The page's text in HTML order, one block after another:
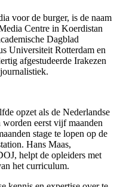
voor de burger, is de naam
Centre in Koerdistan
Dagblad
Universiteit Rotterdam en
afgestudeerde Irakezen
opzet als de Nederlandse
eerst vijf maanden
stage te lopen op de
Hans Maas,
helpt de opleiders met
het curriculum.